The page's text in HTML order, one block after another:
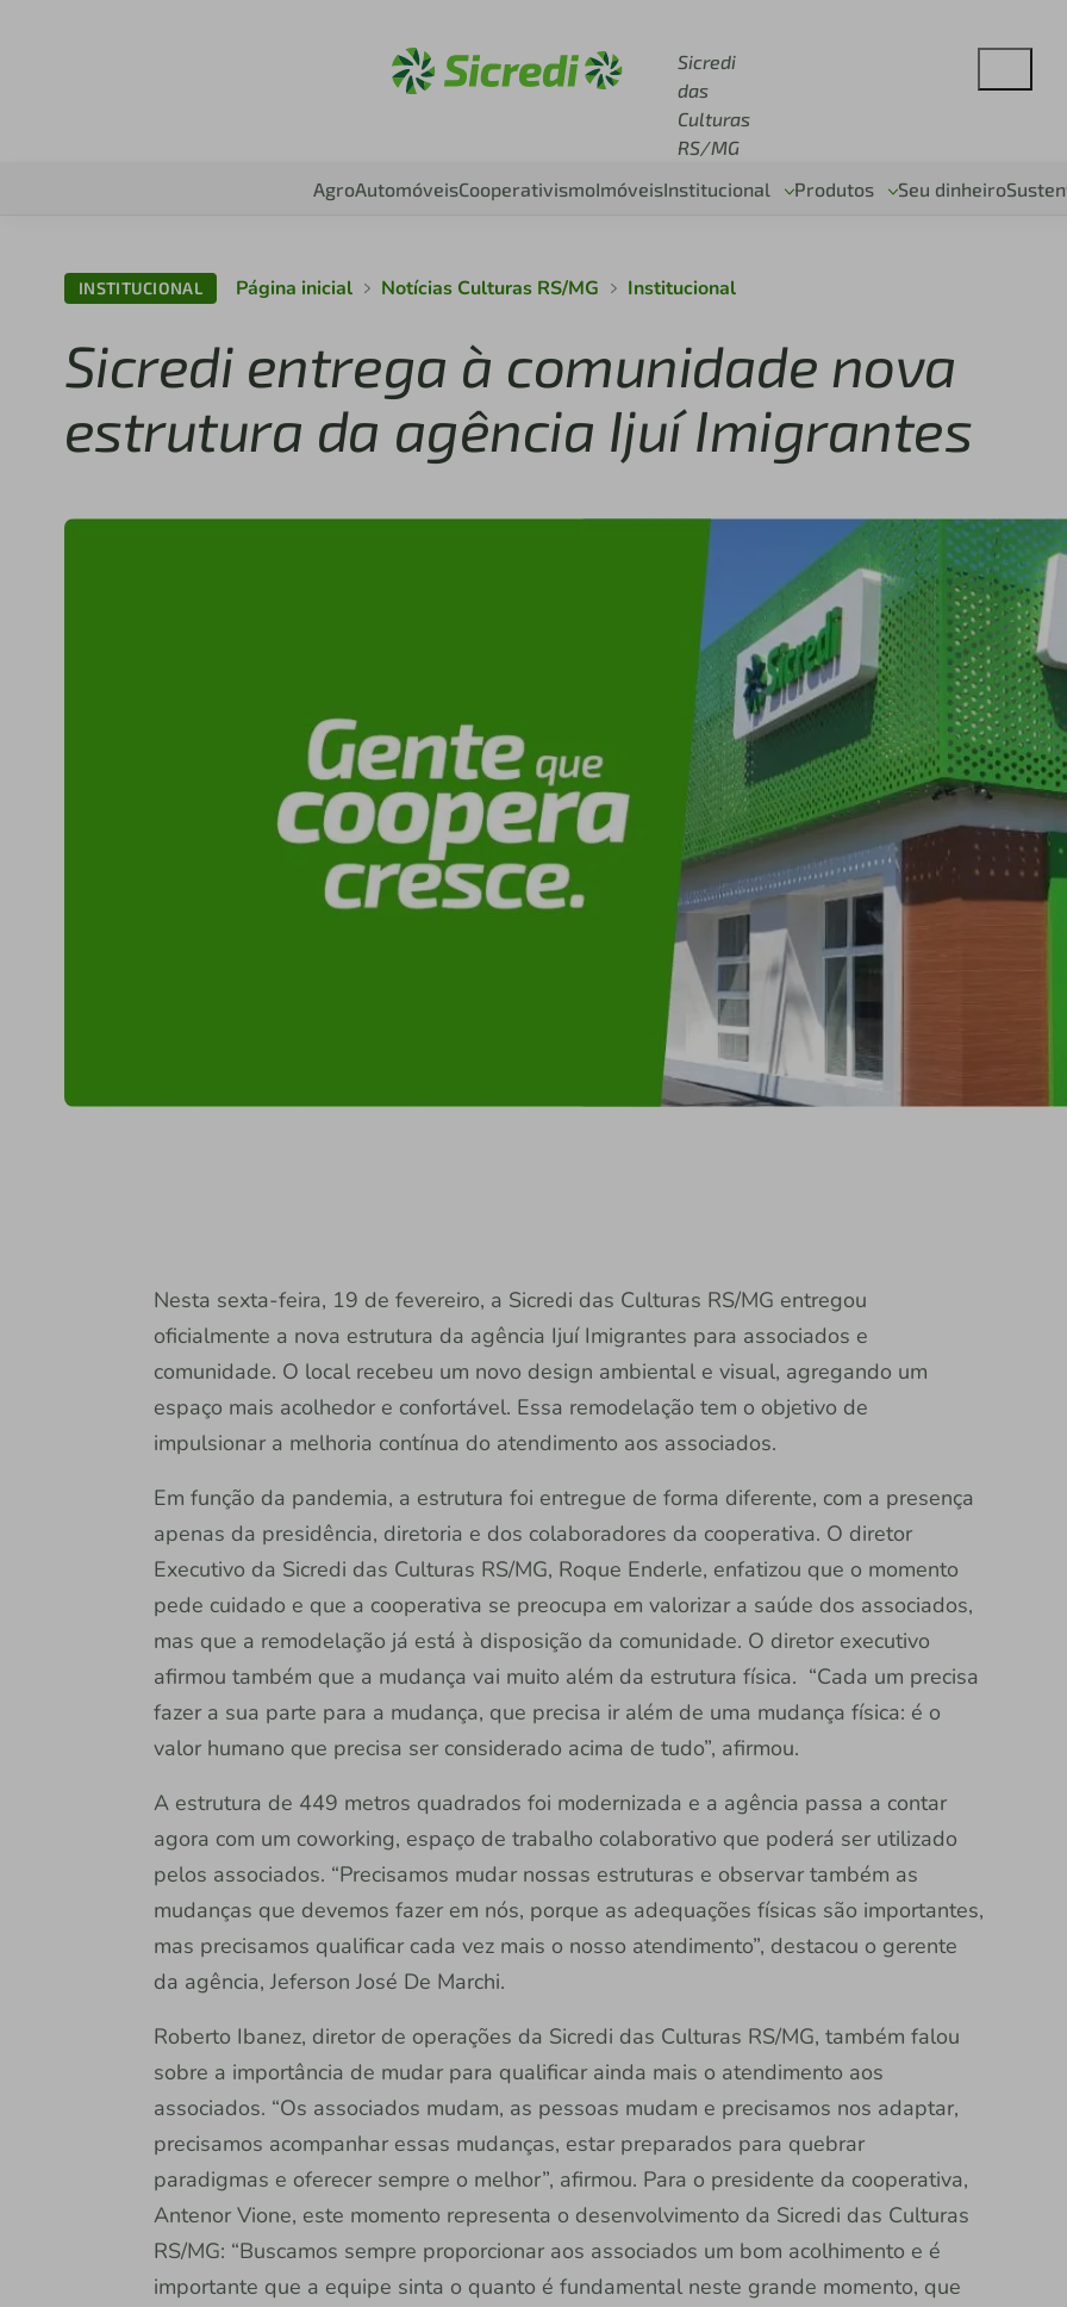
Sicredi
das
Culturas
RS/MG
AgroAutomóveisCooperativismoImóveisInstitucional Produtos Seu dinheiro
INSTITUCIONAL Página inicial Notícias Culturas RS/MG Institucional
Sicredi entrega à comunidade nova
estrutura da agência Ijuí Imigrantes
Nesta sexta-feira, 19 de fevereiro, a Sicredi das Culturas RS/MG entregou
oficialmente a nova estrutura da agência Ijuí Imigrantes para associados e
comunidade. O local recebeu um novo design ambiental e visual, agregando um
espaço mais acolhedor e confortável. Essa remodelação tem o objetivo de
impulsionar a melhoria contínua do atendimento aos associados.
Em função da pandemia, a estrutura foi entregue de forma diferente, com a presença
apenas da presidência, diretoria e dos colaboradores da cooperativa. O diretor
Executivo da Sicredi das Culturas RS/MG, Roque Enderle, enfatizou que o momento
pede cuidado e que a cooperativa se preocupa em valorizar a saúde dos associados,
mas que a remodelação já está à disposição da comunidade. O diretor executivo
afirmou também que a mudança vai muito além da estrutura física. “Cada um precisa
fazer a sua parte para a mudança, que precisa ir além de uma mudança física: é o
valor humano que precisa ser considerado acima de tudo”, afirmou.
A estrutura de 449 metros quadrados foi modernizada e a agência passa a contar
agora com um coworking, espaço de trabalho colaborativo que poderá ser utilizado
pelos associados. “Precisamos mudar nossas estruturas e observar também as
mudanças que devemos fazer em nós, porque as adequações físicas são importantes,
mas precisamos qualificar cada vez mais o nosso atendimento”, destacou o gerente
da agência, Jeferson José De Marchi.
Roberto Ibanez, diretor de operações da Sicredi das Culturas RS/MG, também falou
sobre a importância de mudar para qualificar ainda mais o atendimento aos
associados. “Os associados mudam, as pessoas mudam e precisamos nos adaptar,
precisamos acompanhar essas mudanças, estar preparados para quebrar
paradigmas e oferecer sempre o melhor”, afirmou. Para o presidente da cooperativa,
Antenor Vione, este momento representa o desenvolvimento da Sicredi das Culturas
RS/MG: “Buscamos sempre proporcionar aos associados um bom acolhimento e é
importante que a equipe sinta o quanto é fundamental neste grande momento, que